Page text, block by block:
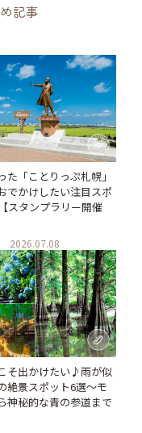
記事
た「ことりっぷ札幌」
でかけしたい注目スポ
スタンプラリー開催
2026.07.08
そ出かけたい♪雨が似
絶景スポット6選～モ
神秘的な青の参道まで